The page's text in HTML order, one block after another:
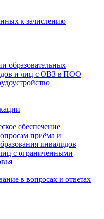
к зачислению
образовательных
и лиц с ОВЗ в ПОО
обеспечение
приёма и
инвалидов
с ограниченными
в вопросах и ответах